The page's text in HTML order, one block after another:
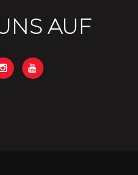
AUF